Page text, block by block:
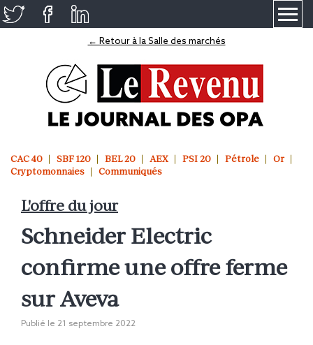
← Retour à la Salle des marchés
CAC 40 SBF 120 BEL 20 AEX PSI 20 Pétrole
Or
Cryptomonnaies
Communiqués
L'offre du jour
Schneider Electric
confirme une offre ferme
sur Aveva
Publié le 21 septembre 2022